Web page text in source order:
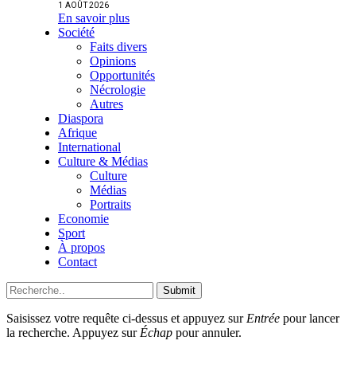
1 AOÛT 2026
En savoir plus
Société
Faits divers
Opinions
Opportunités
Nécrologie
Autres
Diaspora
Afrique
International
Culture & Médias
Culture
Médias
Portraits
Economie
Sport
À propos
Contact
Submit
Saisissez votre requête ci-dessus et appuyez sur Entrée pour lancer
la recherche. Appuyez sur Échap pour annuler.